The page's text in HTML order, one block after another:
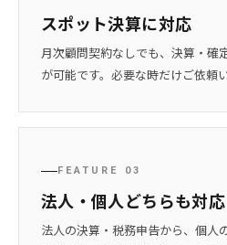
スポット決算に対応
月次顧問契約なしでも、決算・確
が可能です。必要な時だけご依頼
FEATURE 03
法人・個人どちらも対応
法人の決算・税務申告から、個人